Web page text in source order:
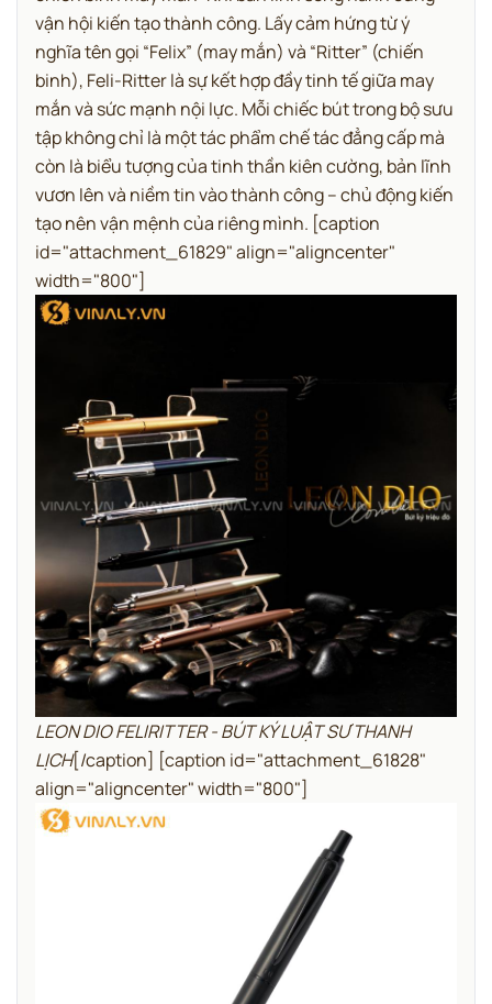
vận hội kiến tạo thành công. Lấy cảm hứng từ ý
nghĩa tên gọi “Felix” (may mắn) và “Ritter” (chiến
binh), Feli-Ritter là sự kết hợp đầy tinh tế giữa may
mắn và sức mạnh nội lực. Mỗi chiếc bút trong bộ sưu
tập không chỉ là một tác phẩm chế tác đẳng cấp mà
còn là biểu tượng của tinh thần kiên cường, bản lĩnh
vươn lên và niềm tin vào thành công – chủ động kiến
tạo nên vận mệnh của riêng mình. [caption
id="attachment_61829" align="aligncenter"
width="800"]
LEON DIO FELIRITTER - BÚT KÝ LUẬT SƯ THANH
LỊCH[/caption] [caption id="attachment_61828"
align="aligncenter" width="800"]